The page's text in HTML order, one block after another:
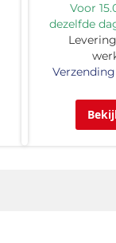
Voor
dezelfde